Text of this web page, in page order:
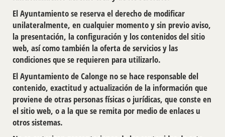
El Ayuntamiento se reserva el derecho de modificar
unilateralmente, en cualquier momento y sin previo aviso,
la presentación, la configuración y los contenidos del sitio
web, así como también la oferta de servicios y las
condiciones que se requieren para utilizarlo.
El Ayuntamiento de Calonge no se hace responsable del
contenido, exactitud y actualización de la información que
proviene de otras personas físicas o jurídicas, que conste en
el sitio web, o a la que se remita por medio de enlaces u
otros sistemas.